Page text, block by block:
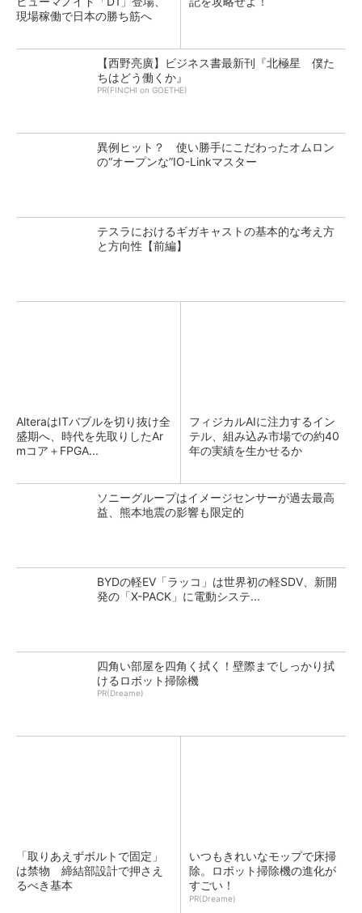
現場稼働で日本の勝ち筋へ
【西野亮廣】ビジネス書最新刊『北極星 僕た
ちはどう働くか』
PR(FINCHI on GOETHE)
異例ヒット？ 使い勝手にこだわったオムロン
の“オープンな”IO-Linkマスター
テスラにおけるギガキャストの基本的な考え方
と方向性【前編】
AlteraはITバブルを切り抜け全
盛期へ、時代を先取りしたAr
mコア＋FPGA...
フィジカルAIに注力するイン
テル、組み込み市場での約40
年の実績を生かせるか
ソニーグループはイメージセンサーが過去最高
益、熊本地震の影響も限定的
BYDの軽EV「ラッコ」は世界初の軽SDV、新開
発の「X-PACK」に電動システ...
四角い部屋を四角く拭く！壁際までしっかり拭
けるロボット掃除機
PR(Dreame)
「取りあえずボルトで固定」
は禁物 締結部設計で押さえ
るべき基本
いつもきれいなモップで床掃
除。ロボット掃除機の進化が
すごい！
PR(Dreame)